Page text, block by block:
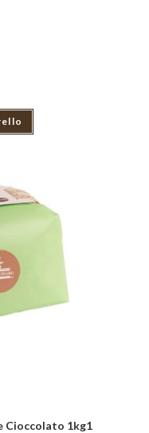
Cioccolato 1kg1